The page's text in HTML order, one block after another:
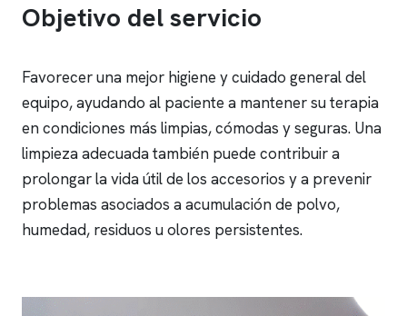
Objetivo del servicio
Favorecer una mejor higiene y cuidado general del
equipo, ayudando al paciente a mantener su terapia
en condiciones más limpias, cómodas y seguras. Una
limpieza adecuada también puede contribuir a
prolongar la vida útil de los accesorios y a prevenir
problemas asociados a acumulación de polvo,
humedad, residuos u olores persistentes.